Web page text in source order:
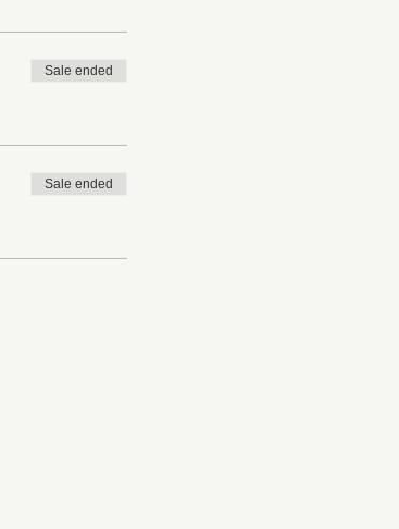
Sale ended
Sale ended